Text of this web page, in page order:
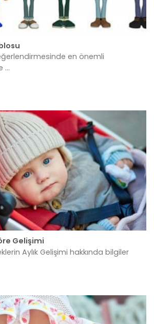
en önemli
...
Gelişimi
Aylık Gelişimi hakkında bilgiler